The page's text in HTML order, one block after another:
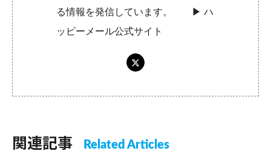
る情報を発信しています。 ▶︎ハ
ッピーメール公式サイト
関連記事 Related Articles